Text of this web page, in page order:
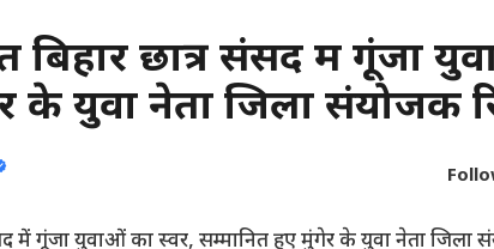
छात्र संसद में गूंजा
के युवा नेता जिला संयोजक